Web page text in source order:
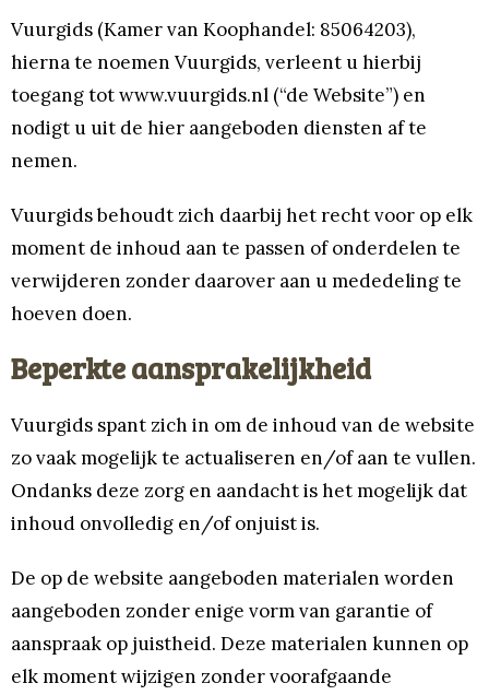
Vuurgids (Kamer van Koophandel: 85064203),
hierna te noemen Vuurgids, verleent u hierbij
toegang tot www.vuurgids.nl (“de Website”) en
nodigt u uit de hier aangeboden diensten af te
nemen.
Vuurgids behoudt zich daarbij het recht voor op elk
moment de inhoud aan te passen of onderdelen te
verwijderen zonder daarover aan u mededeling te
hoeven doen.
Beperkte aansprakelijkheid
Vuurgids spant zich in om de inhoud van de website
zo vaak mogelijk te actualiseren en/of aan te vullen.
Ondanks deze zorg en aandacht is het mogelijk dat
inhoud onvolledig en/of onjuist is.
De op de website aangeboden materialen worden
aangeboden zonder enige vorm van garantie of
aanspraak op juistheid. Deze materialen kunnen op
elk moment wijzigen zonder voorafgaande